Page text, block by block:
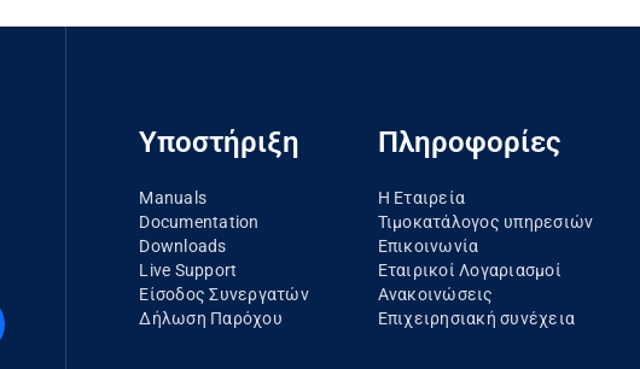
Υποστήριξη
Manuals
Documentation
Downloads
Live Support
Είσοδος Συνεργατών
Δήλωση Παρόχου
Πληροφορίες
Η Εταιρεία
Τιμοκατάλογος υπηρεσιών
Επικοινωνία
Εταιρικοί Λογαριασμοί
Ανακοινώσεις
Eπιχειρησιακή συνέχεια